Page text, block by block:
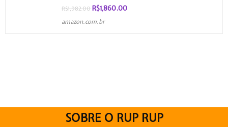
R$1,982.00 R$1,860.00
amazon.com.br
SOBRE O RUP RUP